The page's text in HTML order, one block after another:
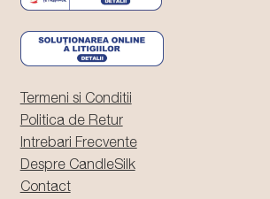
Termeni si Conditii
Politica de Retur
Intrebari Frecvente
Despre CandleSilk
Contact